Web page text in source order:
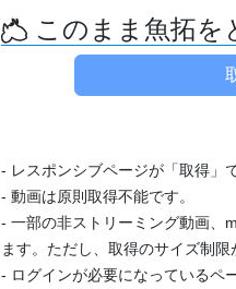
このまま魚拓を
- レスポンシブページが「取得」
- 動画は原則取得不能です。
- 一部の非ストリーミング動画、
ます。ただし、取得のサイズ制
- ログインが必要になっているペ